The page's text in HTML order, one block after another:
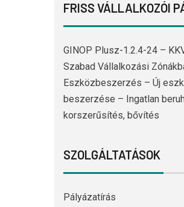
FRISS VÁLLALKOZÓI
GINOP Plusz-1.2.4-24 –
Szabad Vállalkozási
Eszközbeszerzés – Új
beszerzése – Ingatlan
korszerűsítés, bővítés
SZOLGÁLTATÁSOK
Pályázatírás